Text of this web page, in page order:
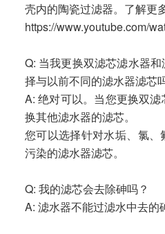
壳内的陶瓷过滤器。了解更
https://www.youtube.com/
Q: 当我更换双滤芯滤水器
择与以前不同的滤水器滤芯
A: 绝对可以。当您更换双
换其他滤水器的滤芯。
您可以选择针对水垢、氯
污染的滤水器滤芯。
Q: 我的滤芯会去除砷吗？
A: 滤水器不能过滤水中去的